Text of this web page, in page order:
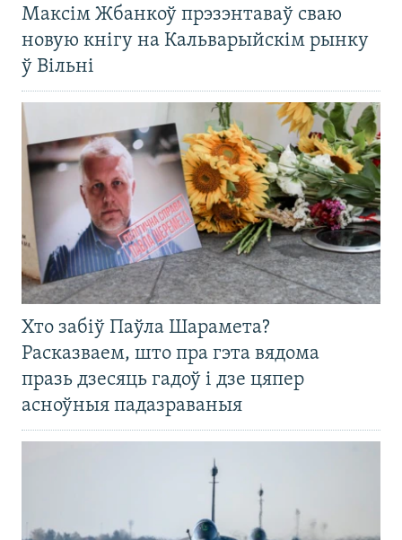
Максім Жбанкоў прэзэнтаваў сваю
новую кнігу на Кальварыйскім рынку
ў Вільні
Хто забіў Паўла Шарамета?
Расказваем, што пра гэта вядома
празь дзесяць гадоў і дзе цяпер
асноўныя падазраваныя